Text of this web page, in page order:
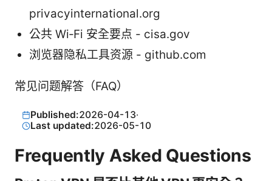
privacyinternational.org
公共 Wi‑Fi 安全要点 - cisa.gov
浏览器隐私工具资源 - github.com
常见问题解答（FAQ）
Published:2026-04-13·
Last updated:2026-05-10
Frequently Asked Questions